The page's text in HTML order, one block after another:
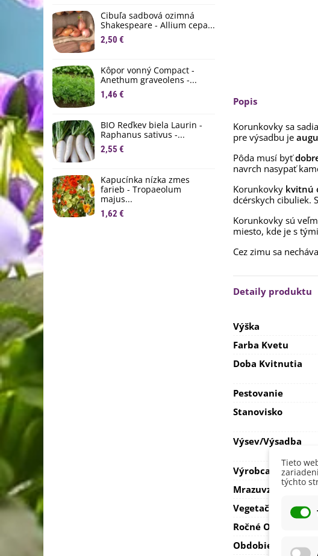
Cibuľa sadbová ozimná
Shakespeare - Allium cepa...
2,50 €
Kôpor vonný Compact -
Anethum graveolens -...
1,46 €
BIO Reďkev biela Laurin -
Raphanus sativus -...
2,55 €
Kapucínka nízka zmes
farieb - Tropaeolum
majus...
1,62 €
Eukalyptus
4,08 €
Popis
Korunkovky sa
pre výsadbu je
Pôda musí byť
navrch nasypať
Korunkovky kvitnú
dcérskych cibuliek.
Korunkovky sú
miesto, kde je s
Cez zimu sa
Detaily produktu
Výška
Farba Kvetu
Doba Kvitnutia
Pestovanie
Stanovisko
Výsev/výsadba
Výrobca
Mrazuvzdornosť
Vegetačné
Ročné Obdobie
Obdobie Výsadby
Tieto
týchto